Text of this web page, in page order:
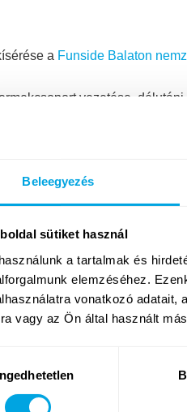
Beleegyezés
sütiket használ
a tartalmak és
elemzéséhez.
vonatkozó adatait,
vagy az Ön által használt
a Funside Balaton
vezetése,
augusztus 8. között heti
emelkedő fizetési sávok,
éves, kezdő fizetés) és
is szükség esetén
turnus folyamán.
(2026. június 13-14.)és
követően
csapatunkba!